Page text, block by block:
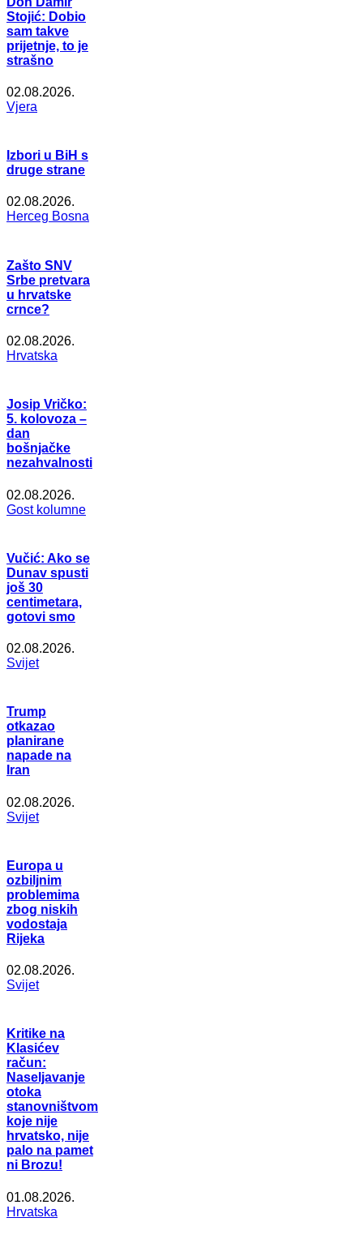
Stojić: Dobio
sam takve
prijetnje, to je
strašno
02.08.2026.
Vjera
Izbori u BiH s
druge strane
02.08.2026.
Herceg Bosna
Zašto SNV
Srbe pretvara
u hrvatske
crnce?
02.08.2026.
Hrvatska
Josip Vričko:
5. kolovoza –
dan
bošnjačke
nezahvalnosti
02.08.2026.
Gost kolumne
Vučić: Ako se
Dunav spusti
još 30
centimetara,
gotovi smo
02.08.2026.
Svijet
Trump
otkazao
planirane
napade na
Iran
02.08.2026.
Svijet
Europa u
ozbiljnim
problemima
zbog niskih
vodostaja
Rijeka
02.08.2026.
Svijet
Kritike na
Klasićev
račun:
Naseljavanje
otoka
stanovništvom
koje nije
hrvatsko, nije
palo na pamet
ni Brozu!
01.08.2026.
Hrvatska